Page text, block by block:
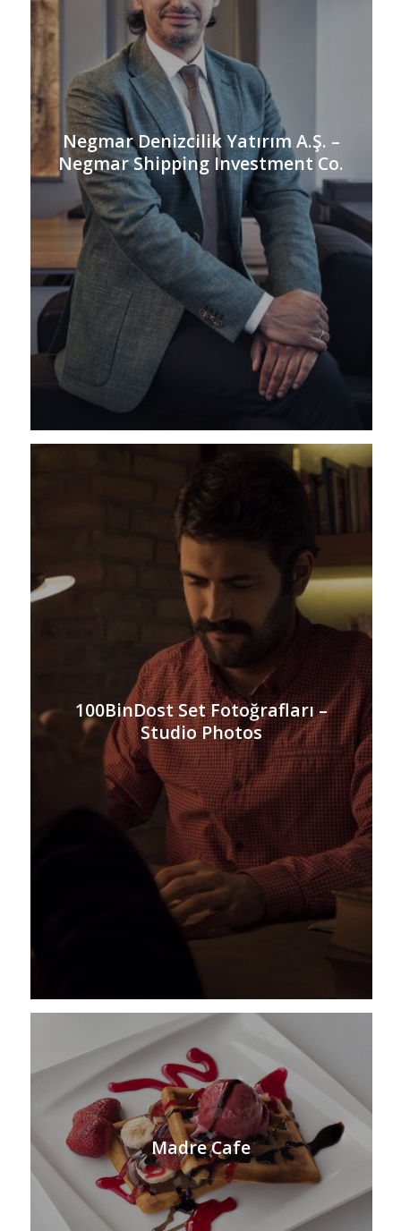
Negmar Denizcilik Yatırım A.Ş. –
Negmar Shipping Investment Co.
100BinDost Set Fotoğrafları –
Studio Photos
Madre Cafe